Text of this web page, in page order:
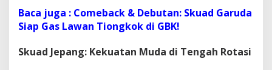
Baca juga : Comeback & Debutan: Skuad Garuda
Siap Gas Lawan Tiongkok di GBK!
Skuad Jepang: Kekuatan Muda di Tengah Rotasi